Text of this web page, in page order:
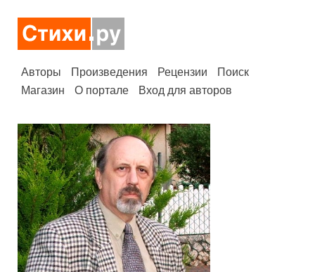
Авторы Произведения Рецензии
Поиск
Магазин
О портале Вход для авторов